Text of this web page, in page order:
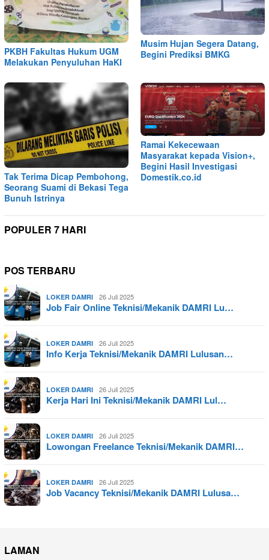
PKBH Fakultas Hukum UGM
Melakukan Penyuluhan HaKI
Musim Hujan Segera Datang,
Begini Prediksi BMKG
Tak Terima Dicap Pembohong,
Seorang Suami di Bekasi Tega
Bunuh Istrinya
Ramai Kekecewaan
Masyarakat kepada Vision+,
Begini Hasil Investigasi
Domestik.co.id
POPULER 7 HARI
POS TERBARU
LOKER DAMRI 26 Juli 2025
Job Fair Online Teknisi/Mekanik DAMRI Lu…
LOKER DAMRI 26 Juli 2025
Info Kerja Teknisi/Mekanik DAMRI Lulusan…
LOKER DAMRI 26 Juli 2025
Kerja Hari Ini Teknisi/Mekanik DAMRI Lul…
LOKER DAMRI 26 Juli 2025
Lowongan Freelance Teknisi/Mekanik DAMRI…
LOKER DAMRI 26 Juli 2025
Job Vacancy Teknisi/Mekanik DAMRI Lulusa…
LAMAN